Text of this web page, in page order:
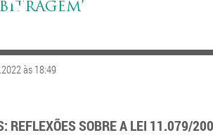
às 18:49
REFLEXÕES SOBRE A LEI 11.079/